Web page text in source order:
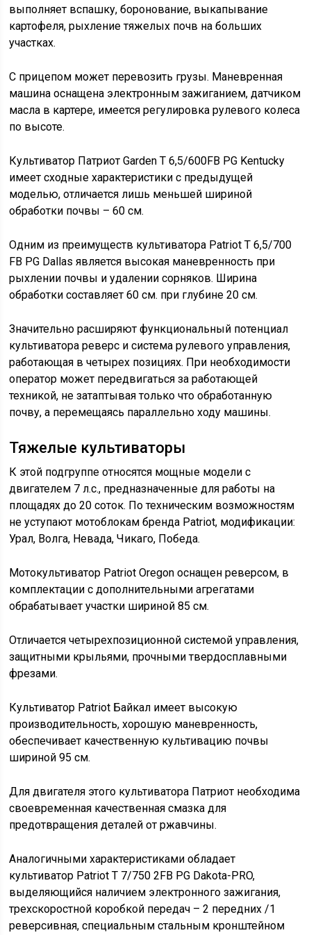
выполняет вспашку, боронование, выкапывание
картофеля, рыхление тяжелых почв на больших
участках.
С прицепом может перевозить грузы. Маневренная
машина оснащена электронным зажиганием, датчиком
масла в картере, имеется регулировка рулевого колеса
по высоте.
Культиватор Патриот Garden Т 6,5/600FB PG Kentucky
имеет сходные характеристики с предыдущей
моделью, отличается лишь меньшей шириной
обработки почвы – 60 см.
Одним из преимуществ культиватора Patriot T 6,5/700
FB PG Dallas является высокая маневренность при
рыхлении почвы и удалении сорняков. Ширина
обработки составляет 60 см. при глубине 20 см.
Значительно расширяют функциональный потенциал
культиватора реверс и система рулевого управления,
работающая в четырех позициях. При необходимости
оператор может передвигаться за работающей
техникой, не затаптывая только что обработанную
почву, а перемещаясь параллельно ходу машины.
Тяжелые культиваторы
К этой подгруппе относятся мощные модели с
двигателем 7 л.с., предназначенные для работы на
площадях до 20 соток. По техническим возможностям
не уступают мотоблокам бренда Patriot, модификации:
Урал, Волга, Невада, Чикаго, Победа.
Мотокультиватор Patriot Oregon оснащен реверсом, в
комплектации с дополнительными агрегатами
обрабатывает участки шириной 85 см.
Отличается четырехпозиционной системой управления,
защитными крыльями, прочными твердосплавными
фрезами.
Культиватор Patriot Байкал имеет высокую
производительность, хорошую маневренность,
обеспечивает качественную культивацию почвы
шириной 95 см.
Для двигателя этого культиватора Патриот необходима
своевременная качественная смазка для
предотвращения деталей от ржавчины.
Аналогичными характеристиками обладает
культиватор Patriot T 7/750 2FB PG Dakota-PRO,
выделяющийся наличием электронного зажигания,
трехскоростной коробкой передач – 2 передних /1
реверсивная, специальным стальным кронштейном